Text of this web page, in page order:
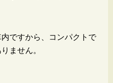
ですから、コンパクトで
ません。